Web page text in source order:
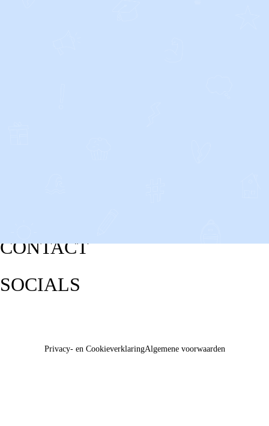
CONTACT
SOCIALS
Privacy- en CookieverklaringAlgemene voorwaarden